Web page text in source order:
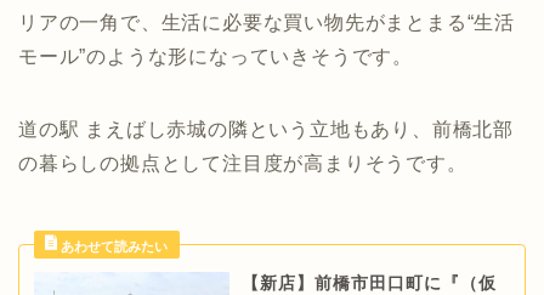
リアの一角で、生活に必要な買い物先がまとまる“生活
モール”のような形になっていきそうです。
道の駅 まえばし赤城の隣という立地もあり、前橋北部
の暮らしの拠点として注目度が高まりそうです。
【新店】前橋市田口町に『（仮